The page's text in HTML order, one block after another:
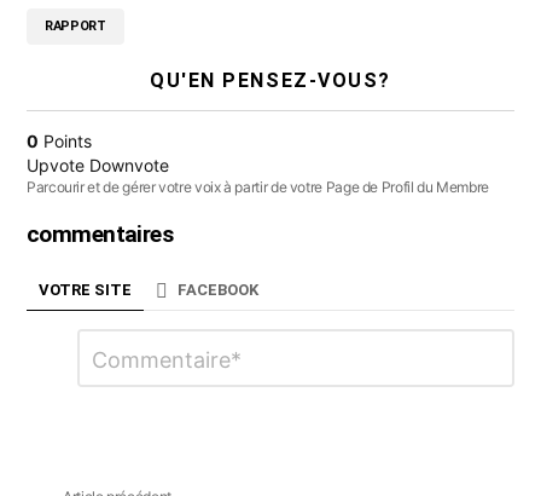
RAPPORT
QU'EN PENSEZ-VOUS?
0 Points
Upvote Downvote
Parcourir et de gérer votre voix à partir de votre Page de Profil du Membre
commentaires
VOTRE SITE FACEBOOK
commentaire